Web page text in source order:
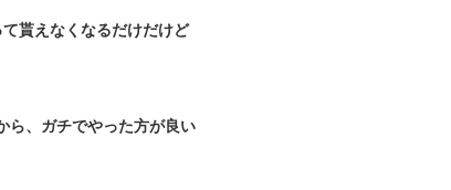
貰えなくなるだけだけど
ら、ガチでやった方が良い